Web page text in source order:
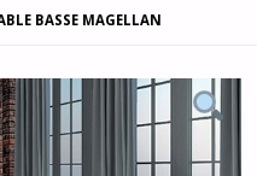
BASSE MAGELLAN